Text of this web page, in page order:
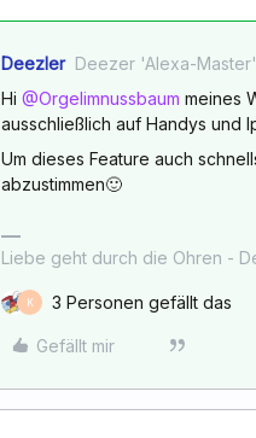
Deezler Deezer 'Alexa-
Hi @Orgelimnussbaum meines
ausschließlich auf Handys und
Um dieses Feature auch
abzustimmen🙂
Liebe geht durch die Ohren -
K 3 Personen gefällt das
Gefällt mir